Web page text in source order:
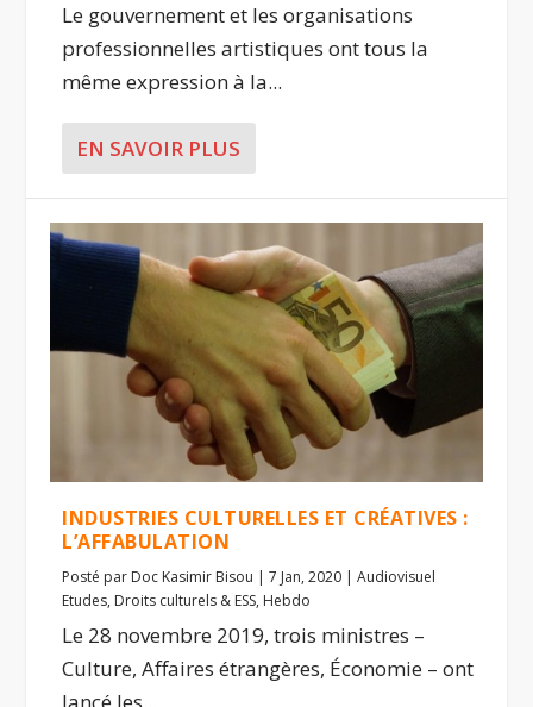
Le gouvernement et les organisations
professionnelles artistiques ont tous la
même expression à la...
EN SAVOIR PLUS
INDUSTRIES CULTURELLES ET CRÉATIVES :
L’AFFABULATION
Posté par Doc Kasimir Bisou |7 Jan, 2020 |Audiovisuel
Etudes, Droits culturels & ESS, Hebdo
Le 28 novembre 2019, trois ministres –
Culture, Affaires étrangères, Économie – ont